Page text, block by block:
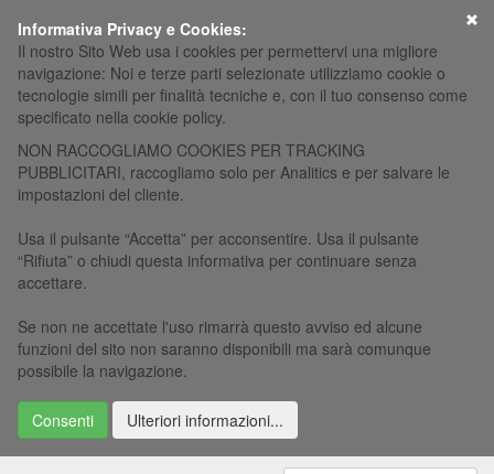
Informativa Privacy e Cookies:
Il nostro Sito Web usa i cookies per permettervi una migliore
navigazione: Noi e terze parti selezionate utilizziamo cookie o
tecnologie simili per finalità tecniche e, con il tuo consenso come
specificato nella cookie policy.
NON RACCOGLIAMO COOKIES PER TRACKING
PUBBLICITARI, raccogliamo solo per Analitics e per salvare le
impostazioni del cliente.
Usa il pulsante “Accetta” per acconsentire. Usa il pulsante
“Rifiuta” o chiudi questa informativa per continuare senza
accettare.
Se non ne accettate l'uso rimarrà questo avviso ed alcune
funzioni del sito non saranno disponibili ma sarà comunque
possibile la navigazione.
Consenti Ulteriori informazioni...
×